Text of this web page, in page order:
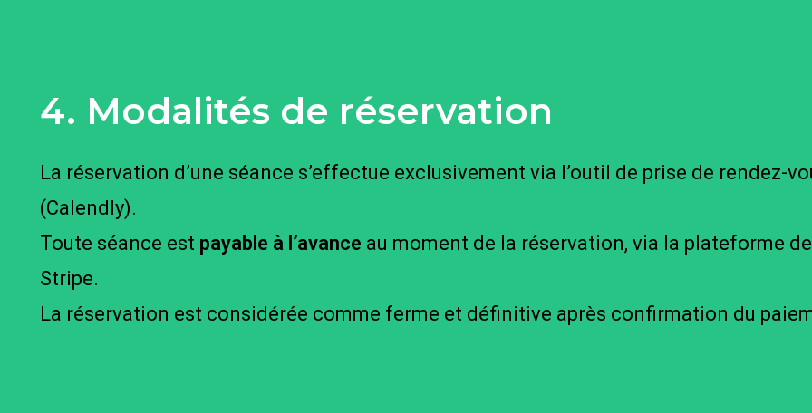
4. Modalités de réservation
La réservation d’une séance s’effectue exclusivement via l’outil de prise de rendez-
(Calendly).
Toute séance est payable à l’avance au moment de la réservation, via la plateforme
Stripe.
La réservation est considérée comme ferme et définitive après confirmation du